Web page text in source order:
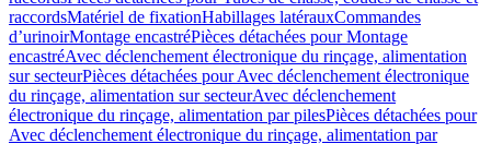
raccordsMatériel de fixationHabillages latérauxCommandes
dʼurinoirMontage encastréPièces détachées pour Montage
encastréAvec déclenchement électronique du rinçage, alimentation
sur secteurPièces détachées pour Avec déclenchement électronique
du rinçage, alimentation sur secteurAvec déclenchement
électronique du rinçage, alimentation par pilesPièces détachées pour
Avec déclenchement électronique du rinçage, alimentation par